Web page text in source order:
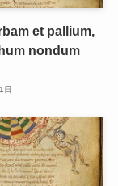
et pallium,
nondum
日